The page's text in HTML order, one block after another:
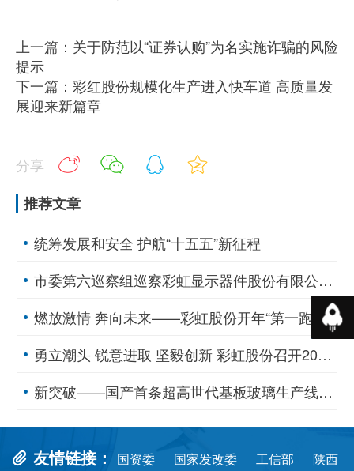
上一篇：关于防范以“证券认购”为名实施诈骗的风险
提示
下一篇：彩红股份规模化生产进入快车道 高质量发
展迎来新篇章
分享
推荐文章
统筹发展和安全 护航“十五五”新征程
市委第六巡察组巡察彩虹显示器件股份有限公司党委工作动员会召开
燃放激情 奔向未来——彩虹股份开年“第一跑”
勇立潮头 锐意进取 坚毅创新 彩虹股份召开2025年工作会议
新突破——国产首条超高世代基板玻璃生产线点火投产
友情链接： 国资委 国家发改委 工信部 陕西
返回